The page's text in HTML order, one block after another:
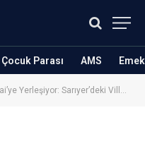
Çocuk Parası AMS
Sarıyer’deki Villasını 7 Milyon Dolara Satışa Çıkardı